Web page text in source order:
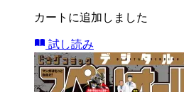
カートに追加しました
試し読み